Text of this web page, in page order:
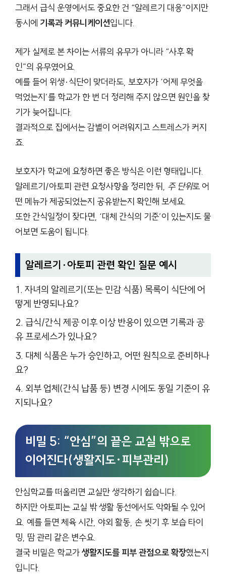
그래서 급식 운영에서도 중요한 건 “알레르기 대응”이지만
동시에 기록과 커뮤니케이션입니다.
제가 실제로 본 차이는 서류의 유무가 아니라 “사후 확
인”의 유무였어요.
예를 들어 위생·식단이 맞더라도, 보호자가 ‘어제 무엇을
먹었는지’를 학교가 한 번 더 정리해 주지 않으면 원인을 찾
기가 늦어집니다.
결과적으로 집에서는 감별이 어려워지고 스트레스가 커지
죠.
보호자가 학교에 요청하면 좋은 방식은 이런 형태입니다.
알레르기/아토피 관련 요청사항을 정리한 뒤, 주 단위로 어
떤 메뉴가 제공되었는지 공유받는지 확인해 보세요.
또한 간식일정이 잦다면, ‘대체 간식의 기준’이 있는지도 물
어보면 도움이 됩니다.
알레르기·아토피 관련 확인 질문 예시
자녀의 알레르기(또는 민감 식품) 목록이 식단에 어
떻게 반영되나요?
급식/간식 제공 이후 이상 반응이 있으면 기록과 공
유 프로세스가 있나요?
대체 식품은 누가 승인하고, 어떤 원칙으로 준비하나
요?
외부 업체(간식 납품 등) 변경 시에도 동일 기준이 유
지되나요?
비밀 5: “안심”의 끝은 교실 밖으로
이어진다(생활지도·피부관리)
안심학교를 떠올리면 교실만 생각하기 쉽습니다.
하지만 아토피는 교실 밖 생활 동선에서도 악화될 수 있어
요. 예를 들면 체육 시간, 야외 활동, 손 씻기 후 보습 타이
밍, 땀 관리 같은 변수요.
결국 비밀은 학교가생활지도를 피부 관점으로 확장했는지
입니다.